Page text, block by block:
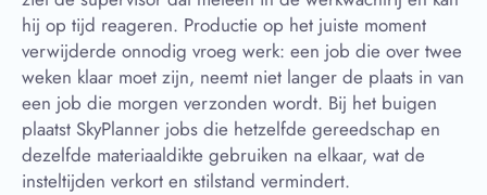
hij op tijd reageren. Productie op het juiste moment
verwijderde onnodig vroeg werk: een job die over twee
weken klaar moet zijn, neemt niet langer de plaats in van
een job die morgen verzonden wordt. Bij het buigen
plaatst SkyPlanner jobs die hetzelfde gereedschap en
dezelfde materiaaldikte gebruiken na elkaar, wat de
insteltijden verkort en stilstand vermindert.